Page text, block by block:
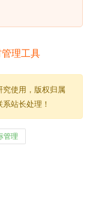
使用，版权归属
站长处理！
管理